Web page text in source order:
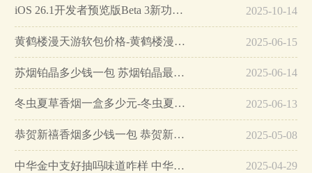
iOS 26.1开发者预览版Beta 3新功能详解… 2025-10-14
黄鹤楼漫天游软包价格-黄鹤楼漫天游软包多少钱一盒… 2025-06-15
苏烟铂晶多少钱一包 苏烟铂晶最新价格… 2025-06-14
冬虫夏草香烟一盒多少元-冬虫夏草香烟一盒多少元2025最新价格… 2025-06-13
恭贺新禧香烟多少钱一包 恭贺新禧香烟价格表和图片… 2025-05-08
中华金中支好抽吗味道咋样 中华金中支口感特点介绍… 2025-04-29